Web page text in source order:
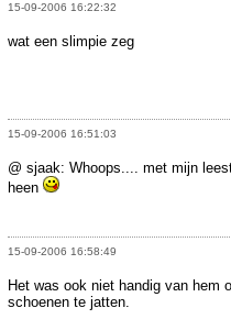
15-09-2006 16:22:32
wat een slimpie zeg
15-09-2006 16:51:03
@ sjaak: Whoops.... met mijn
heen
15-09-2006 16:58:49
Het was ook niet handig van hem
schoenen te jatten.